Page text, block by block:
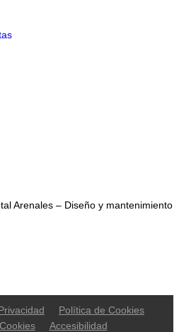
Arenales – Diseño y mantenimiento
Política de Cookies
Accesibilidad